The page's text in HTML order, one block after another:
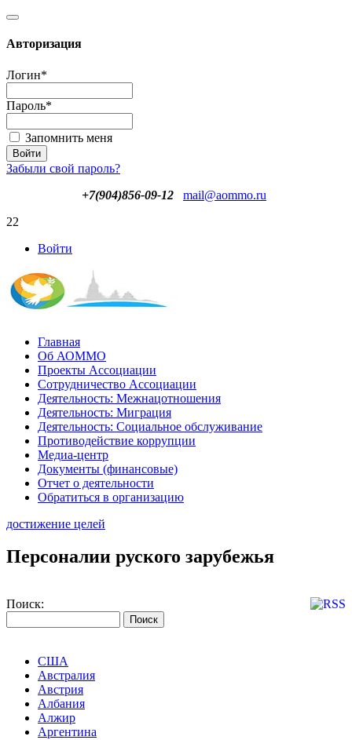
Авторизация
Логин*
Пароль*
Запомнить меня
Забыли свой пароль?
+7(904)856-09-12
mail@aommo.ru
22
Войти
Главная
Об АОММО
Проекты Ассоциации
Сотрудничество Ассоциации
Деятельность: Межнацотношения
Деятельность: Миграция
Деятельность: Социальное обслуживание
Противодействие коррупции
Медиа-центр
Документы (финансовые)
Отчет о деятельности
Обратиться в организацию
достижение целей
Персоналии руского зарубежья
Поиск:
США
Австралия
Австрия
Албания
Алжир
Аргентина